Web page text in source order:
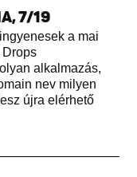
7/19
a mai
alkalmazás,
nev milyen
újra elérhető